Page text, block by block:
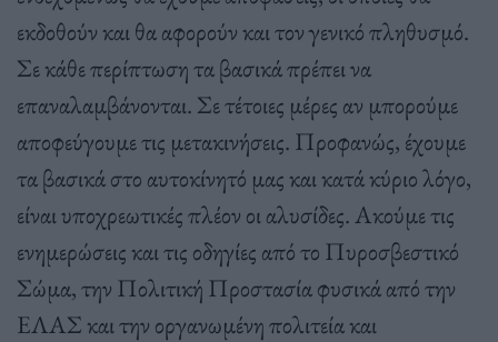
εκδοθούν και θα αφορούν και τον γενικό πληθυσμό.
Σε κάθε περίπτωση τα βασικά πρέπει να
επαναλαμβάνονται. Σε τέτοιες μέρες αν μπορούμε
αποφεύγουμε τις μετακινήσεις. Προφανώς, έχουμε
τα βασικά στο αυτοκίνητό μας και κατά κύριο λόγο,
είναι υποχρεωτικές πλέον οι αλυσίδες. Ακούμε τις
ενημερώσεις και τις οδηγίες από το Πυροσβεστικό
Σώμα, την Πολιτική Προστασία φυσικά από την
ΕΛΑΣ και την οργανωμένη πολιτεία και